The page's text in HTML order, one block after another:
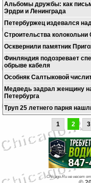
Альбомы дружбы: как
Эрдри и Ленинграда
Петербуржец издевался
Строительства
Осквернили памятник
Финляндия подозревает
обрыве кабеля
Особняк Салтыковой
Медведь задрал женщину
Петербурга
Труп 25 летнего парня
1 2 3
Chicago.Ru не несет